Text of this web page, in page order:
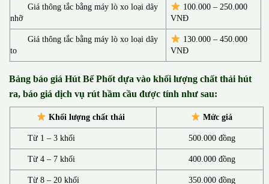
Giá thông tắc bằng máy lò xo loại dây
nhỡ
100.000 – 250.000
VNĐ
Giá thông tắc bằng máy lò xo loại dây
to
130.000 –450.000
VNĐ
Bảng báo giá Hút Bể Phốt dựa vào khối lượng chất thải hút
ra, báo giá dịch vụ rút hầm cầu được tính như sau:
Khối lượng chất thải Mức giá
Từ 1 – 3 khối 500.000 đồng
Từ 4 – 7 khối 400.000 đồng
Từ 8 – 20 khối 350.000 đồng